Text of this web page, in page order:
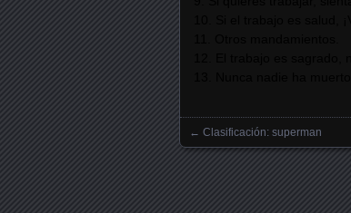
Posts navigation
← Clasificación: superman